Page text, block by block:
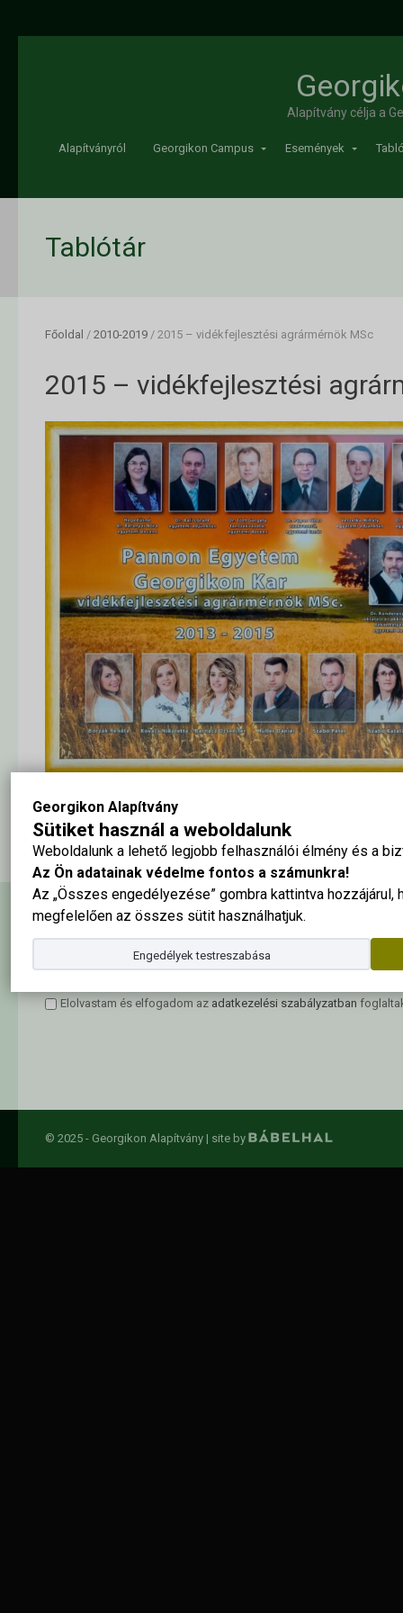
Georgikon Alapítvány
Sütiket használ a weboldalunk
Weboldalunk a lehető legjobb felhasználói élmény és a
Az Ön adatainak védelme fontos a számunkra!
Az „Összes engedélyezése” gombra kattintva hozzájárul,
megfelelően az összes sütit használhatjuk.
Engedélyek testreszabása
Alapítvány célja a
Alapítványról Georgikon Campus Események
Tablótár
Főoldal / 2010-2019 / 2015 – vidékfejlesztési agrármérnök MSc
2015 – vidékfejlesztési
A tabló nagy méretben ide kattintva megtekinthető
Hírlevél feliratkozás
Elolvastam és elfogadom az adatkezelési szabályzatban
© 2025 - Georgikon Alapítvány | site by